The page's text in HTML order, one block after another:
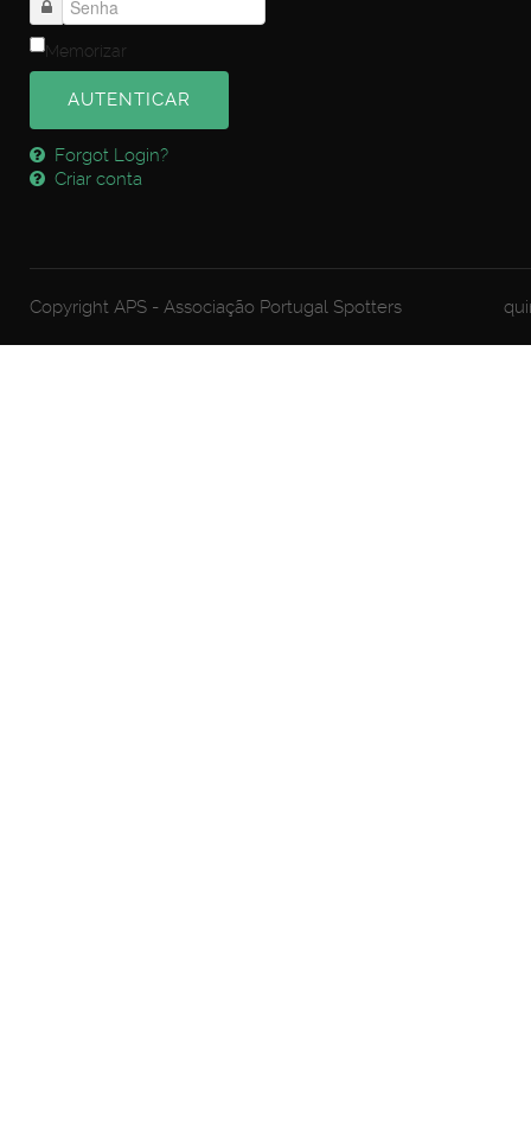
Memorizar
AUTENTICAR
Forgot Login?
Criar conta
Copyright APS - Associação Portugal Spotters